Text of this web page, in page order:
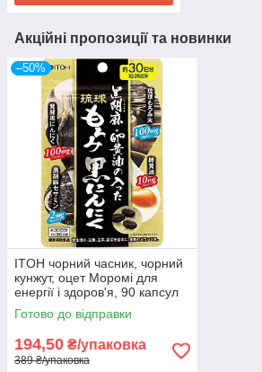
Акційні пропозиції та новинки
–50%
ITOH чорний часник, чорний
кунжут, оцет Моромі для
енергії і здоров'я, 90 капсул
на 30 днів. До 10/2026
Готово до відправки
194,50 ₴/упаковка
389 ₴/упаковка